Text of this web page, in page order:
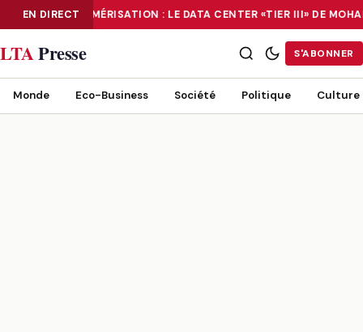
EN DIRECTNUMÉRISATION : LE DATA CENTER «TIER III» DE
NUMÉRISATION : LE DATA CENTER «TIER III» DE MOHAMMADIA, UN
LTAPresse S'ABONNER
Monde Eco-Business Société Politique Culture